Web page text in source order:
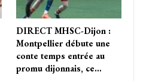
DIRECT MHSC-Dijon :
Montpellier débute une
conte temps entrée au
promu dijonnais, ce…